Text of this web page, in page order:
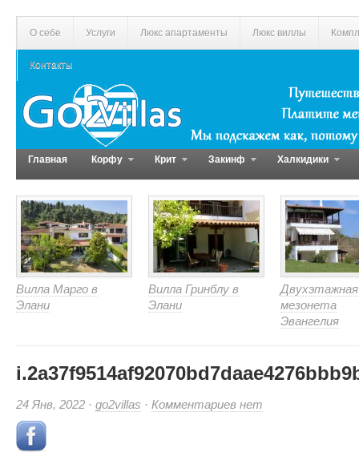
О себе Услуги Люкс апартаменты Люкс виллы
Контакты
Главная Корфу Крит Закинф Халкидики
Вилла Марго в
Элани
Вилла Гринблу в
Элани
Двухэтажная
мезонета
Эвангелия
24 Янв, 2022 · go2villas · Комментариевкнет